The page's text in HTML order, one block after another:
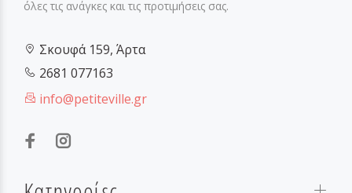
όλες τις ανάγκες και τις προτιμήσεις σας.
Σκουφά 159, Άρτα
2681 077163
info@petiteville.gr